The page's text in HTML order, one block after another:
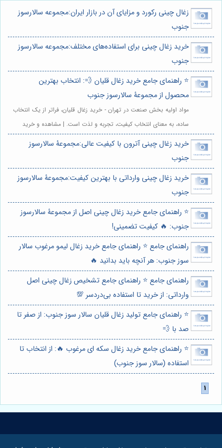
زغال چینی رکورد و مزایای آن در بازار ایران:مجموعه سالارسوز
جنوب
خرید زغال چینی برای استفاده‌های مختلف:مجموعه سالارسوز
جنوب
⭐️ راهنمای جامع خرید زغال قلیان 💨: انتخاب بهترین
محصول از مجموعۀ سالارسوز جنوب
مواد اولیه بخش صنعت در تهران - خرید زغال قلیان، فراتر از یک انتخاب
ساده، به معنای انتخاب کیفیت، تجربه و لذت است. | مشاهده و خرید
خرید زغال چینی آترون با کیفیت عالی:مجموعۀ سالارسوز
جنوب
خرید زغال چینی وارداتی با بهترین کیفیت:مجموعۀ سالارسوز
جنوب
⭐️ راهنمای جامع خرید زغال چینی اصل از مجموعۀ سالارسوز
جنوب: 🔥 کیفیت تضمینی!
راهنمای جامع ⭐️ راهنمای جامع خرید زغال لیمو مرغوب سالار
سوز جنوب: هر آنچه باید بدانید 🔥
راهنمای جامع ⭐️ راهنمای جامع تشخیص زغال چینی اصل
وارداتی: از خرید تا استفاده بی‌دردسر 💯
⭐️ راهنمای جامع تولید زغال قلیان سالار سوز جنوب: از صفر تا
صد با 💨
⭐️ راهنمای جامع خرید زغال سکه ای مرغوب 🔥: از انتخاب تا
استفاده (سالار سوز جنوب)